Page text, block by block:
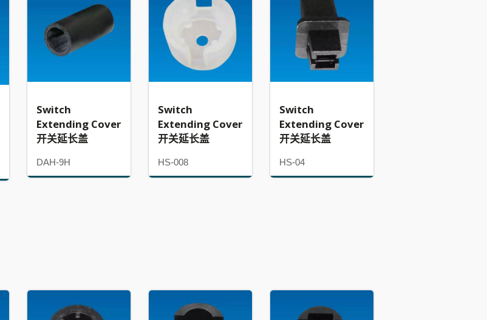
Switch
Extending Cover
开关延长盖
DAH-9H
Switch
Extending Cover
开关延长盖
HS-008
Switch
Extending Cover
开关延长盖
HS-04